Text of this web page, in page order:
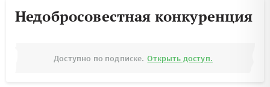
Недобросовестная конкуренция
Доступно по подписке. Открыть доступ.